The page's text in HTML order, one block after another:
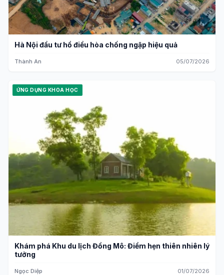
Hà Nội đầu tư hồ điều hòa chống ngập hiệu quả
Thành An 05/07/2026
ỨNG DỤNG KHOA HỌC
Khám phá Khu du lịch Đồng Mô: Điểm hẹn thiên nhiên lý
tưởng
Ngọc Diệp 01/07/2026